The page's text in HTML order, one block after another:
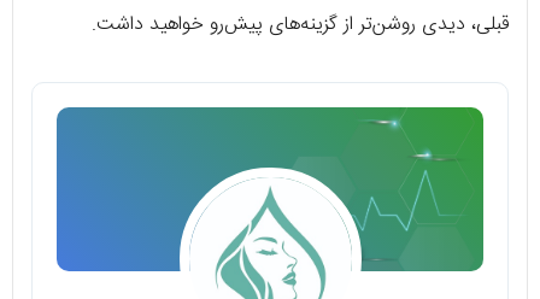
قبلی، دیدی روشن‌تر از گزینه‌های پیش‌رو خواهید داشت.